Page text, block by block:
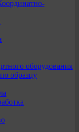
оборудования
образцу